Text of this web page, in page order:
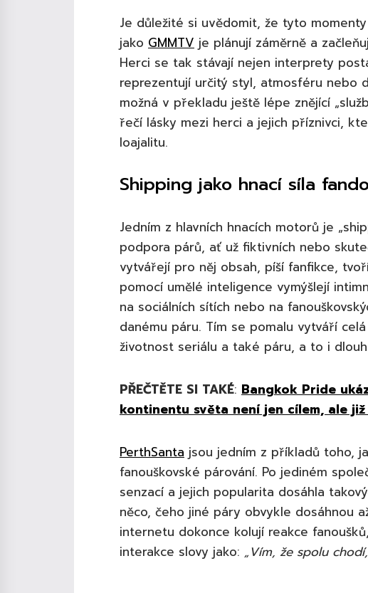
Je důležité si uvědomit, že tyto
jako GMMTV je plánují záměrně a
Herci se tak stávají nejen interprety
reprezentují určitý styl, atmosféru nebo
možná v překladu ještě lépe znějící
řečí lásky mezi herci a jejich příznivci,
loajalitu.
Shipping jako hnací síla
Jedním z hlavních hnacích motorů je
podpora párů, ať už fiktivních nebo
vytvářejí pro něj obsah, píší fanfikce,
pomocí umělé inteligence vymýšlejí
na sociálních sítích nebo na
danému páru. Tím se pomalu vytváří
životnost seriálu a také páru, a to i
PŘEČTĚTE SI TAKÉ: Bangkok Pride
kontinentu světa není jen cílem, ale
PerthSanta jsou jedním z příkladů toho,
fanouškovské párování. Po jediném
senzací a jejich popularita dosáhla
něco, čeho jiné páry obvykle dosáhnou
internetu dokonce kolují reakce
interakce slovy jako: „Vím, že spolu